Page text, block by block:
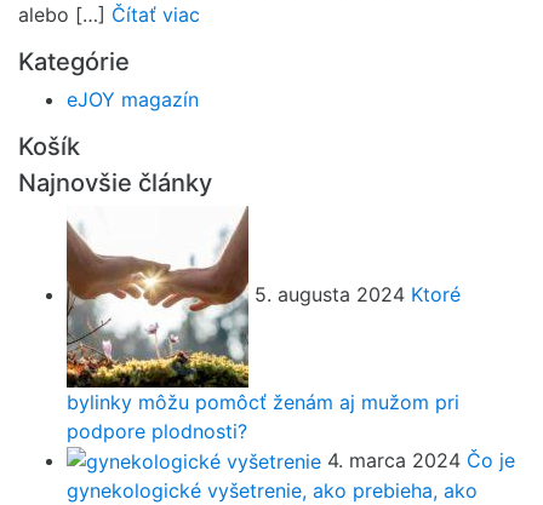
alebo […] Čítať viac
Kategórie
eJOY magazín
Košík
Najnovšie články
5. augusta 2024 Ktoré
bylinky môžu pomôcť ženám aj mužom pri
podpore plodnosti?
4. marca 2024 Čo je
gynekologické vyšetrenie, ako prebieha, ako